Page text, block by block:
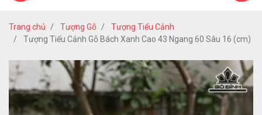
Trang chủ Tượng Gỗ
Tượng Tiểu Cảnh
Tượng Tiểu Cảnh Gỗ Bách Xanh Cao 43 Ngang 60 Sâu 16 (cm)